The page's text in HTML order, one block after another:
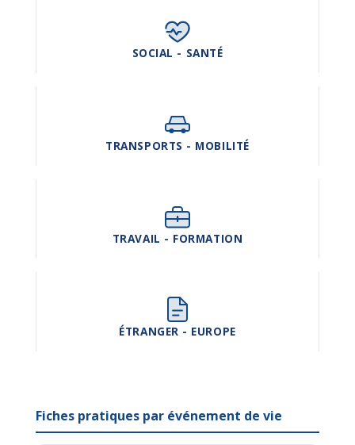
SOCIAL - SANTÉ
TRANSPORTS - MOBILITÉ
TRAVAIL - FORMATION
ÉTRANGER - EUROPE
Fiches pratiques par événement de vie